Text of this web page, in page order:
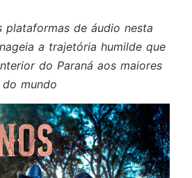
plataformas de áudio nesta
a trajetória humilde que
do Paraná aos maiores
mundo